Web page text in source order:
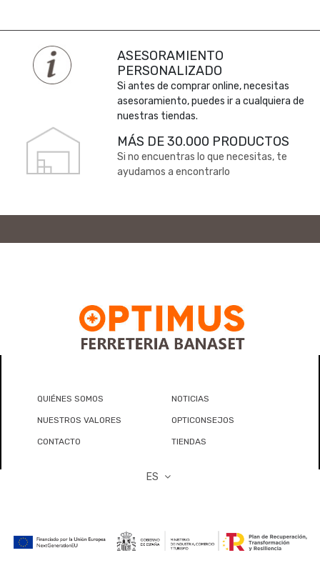
ASESORAMIENTO
PERSONALIZADO
Si antes de comprar online, necesitas
asesoramiento, puedes ir a cualquiera de
nuestras tiendas.
MÁS DE 30.000 PRODUCTOS
Si no encuentras lo que necesitas, te
ayudamos a encontrarlo
QUIÉNES SOMOS NOTICIAS
NUESTROS VALORES OPTICONSEJOS
CONTACTO TIENDAS
ES